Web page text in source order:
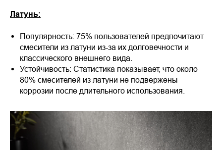
Латунь:
Популярность: 75% пользователей предпочитают
смесители из латуни из-за их долговечности и
классического внешнего вида.
Устойчивость: Статистика показывает, что около
80% смесителей из латуни не подвержены
коррозии после длительного использования.